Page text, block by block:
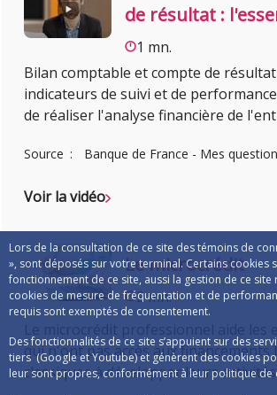
Lors de la consultation de ce site des témoins de
», sont déposés sur votre terminal. Certains cookies
fonctionnement de ce site, aussi la gestion de ce site
cookies de mesure de fréquentation et de
requis sont exemptés de consentement.
Des fonctionnalités de ce site s’appuient sur des
tiers (Google et Youtube) et génèrent des cookies
leur sont propres, conformément à leur politique de
de résultat :
1 mn.
Bilan comptable et compte de
indicateurs de suivi et de
de réaliser l'analyse financière de
Source Banque de France - Mes
Voir la vidéo
Le microcrédit
2 mn.
qui n'ont pas accès aux financements
classiques à développer leurs